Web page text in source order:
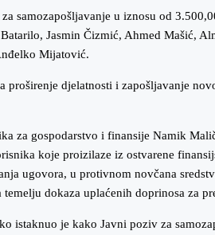
za samozapošljavanje u iznosu od
Jasmin Čizmić, Ahmed Mašić,
Mijatović.
proširenje djelatnosti i zapošljavanje
za gospodarstvo i finansije Namik
koje proizilaze iz ostvarene
ugovora, u protivnom novčana
temelju dokaza uplaćenih doprinosa za
istaknuo je kako Javni poziv za